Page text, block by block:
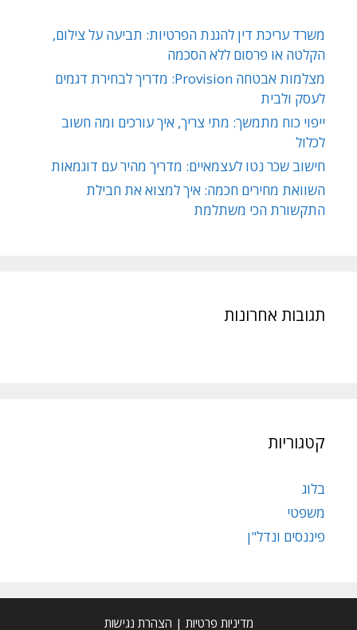
משרד עריכת דין להגנת הפרטיות: תביעה על צילום,
הקלטה או פרסום ללא הסכמה
מצלמות אבטחה Provision: מדריך לבחירת דגמים
לעסק ולבית
ייפוי כוח מתמשך: מתי צריך, איך עורכים ומה חשוב
לכלול
חישוב שכר נטו לעצמאיים: מדריך מהיר עם דוגמאות
השוואת מחירים חכמה: איך למצוא את חבילת
התקשורת הכי משתלמת
תגובות אחרונות
קטגוריות
בלוג
משפטי
פיננסים ונדל"ן
מדיניות פרטיות | הצהרת נגישות